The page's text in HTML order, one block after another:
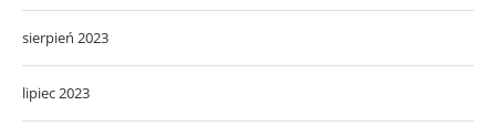
sierpień 2023
lipiec 2023